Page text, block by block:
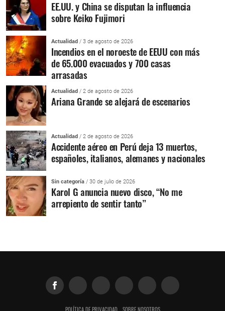
EE.UU. y China se disputan la influencia
sobre Keiko Fujimori
Actualidad / 3 de agosto de 2026
Incendios en el noroeste de EEUU con más
de 65.000 evacuados y 700 casas
arrasadas
Actualidad / 2 de agosto de 2026
Ariana Grande se alejará de escenarios
Actualidad / 2 de agosto de 2026
Accidente aéreo en Perú deja 13 muertos,
españoles, italianos, alemanes y nacionales
Sin categoría / 30 de julio de 2026
Karol G anuncia nuevo disco, “No me
arrepiento de sentir tanto”